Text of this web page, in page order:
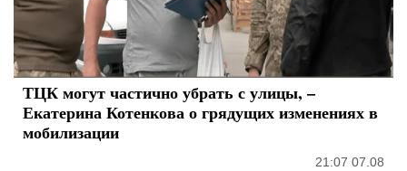
ТЦК могут частично убрать с улицы, –
Екатерина Котенкова о грядущих изменениях в
мобилизации
21:07 07.08